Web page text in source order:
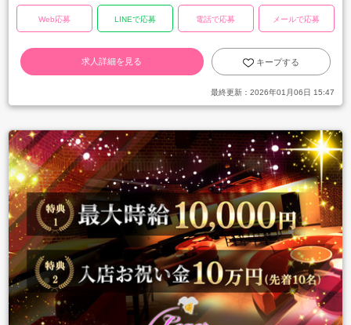
Web応募 LINEで応募 電話で応募 メールで応募
求人詳細を見る キープする
最終更新： 2026年01月06日 15:47